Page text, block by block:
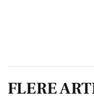
FLERE